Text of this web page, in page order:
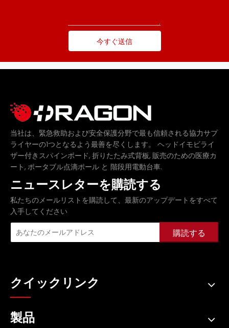
今すぐ送信
当社は、緊急救助および安全保護分野で最も信頼される協力サプ
ライヤーの1つとなるよう最善を尽くします。 ヘッドイモビライ
ザー付きスパインボード, 折りたたみ式背板, 販売のための医療カ
ート, ポータブル点滴ポール と 階段用電動台車.
ニュースレターを購読する
私たちのメールリストを購読して、最新のアップデートをすべて
入手してください
購読する
クイックリンク
製品